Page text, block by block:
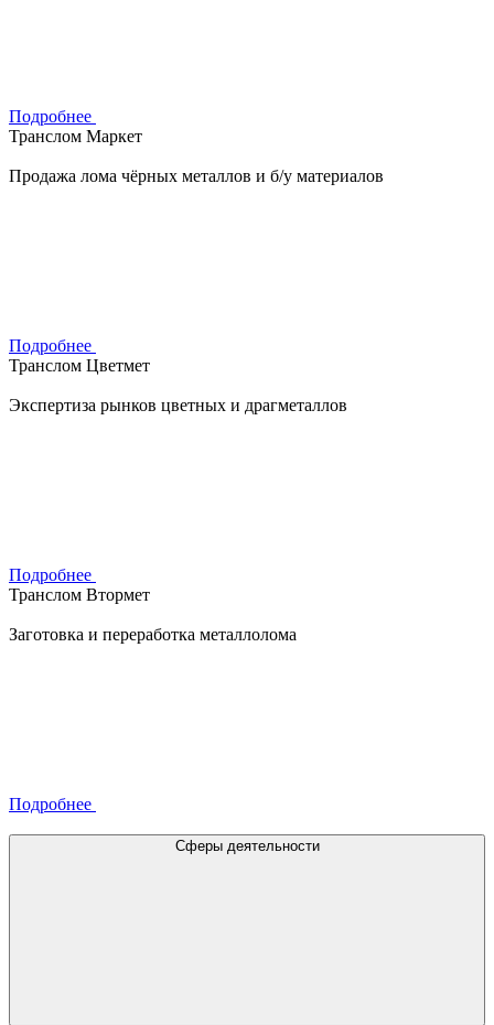
Подробнее
Транслом Маркет
Продажа лома чёрных металлов и б/у материалов
Подробнее
Транслом Цветмет
Экспертиза рынков цветных и драгметаллов
Подробнее
Транслом Втормет
Заготовка и переработка металлолома
Подробнее
Сферы деятельности